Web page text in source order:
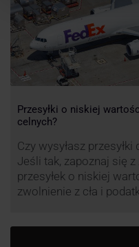
Przesyłki o niskiej
celnych?
Czy wysyłasz
Jeśli tak, zapoznaj się
przesyłek o niskiej
zwolnienie z cła i